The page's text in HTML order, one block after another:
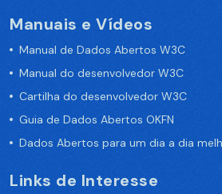
Manuais e Vídeos
Manual de Dados Abertos W3C
Manual do desenvolvedor W3C
Cartilha do desenvolvedor W3C
Guia de Dados Abertos OKFN
Dados Abertos para um dia a dia
Links de Interesse